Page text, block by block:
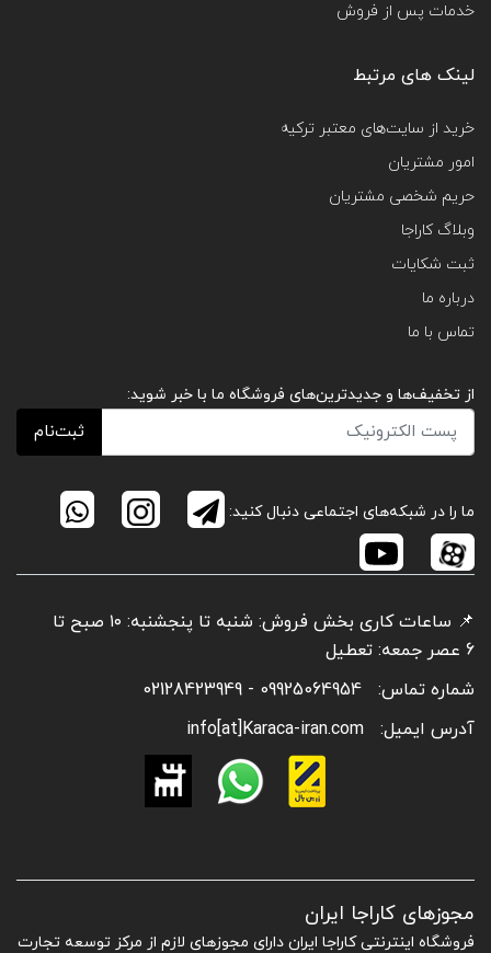
خدمات پس از فروش
لینک های مرتبط
خرید از سایت‌های معتبر ترکیه
امور مشتریان
حریم شخصی مشتریان
وبلاگ کاراجا
ثبت شکایات
درباره ما
تماس با ما
از تخفیف‌ها و جدیدترین‌های فروشگاه ما با خبر شوید:
ثبت‌نام
ما را در شبکه‌های اجتماعی دنبال کنید:
📌 ساعات کاری بخش فروش: شنبه تا پنجشنبه: ۱۰ صبح تا
6 عصر جمعه: تعطیل
شماره تماس:
09925064954 - 02128423949
آدرس ایمیل:
info[at]Karaca-iran.com
مجوزهای کاراجا ایران
فروشگاه اینترنتی کاراجا ایران دارای مجوزهای لازم از مرکز توسعه تجارت